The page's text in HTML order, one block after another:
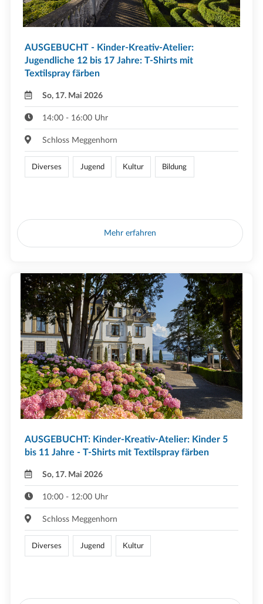
AUSGEBUCHT - Kinder-Kreativ-Atelier:
Jugendliche 12 bis 17 Jahre: T-Shirts mit
Textilspray färben
So, 17. Mai 2026
14:00 - 16:00 Uhr
Schloss Meggenhorn
Diverses Jugend Kultur Bildung
Mehr erfahren
AUSGEBUCHT: Kinder-Kreativ-Atelier: Kinder 5
bis 11 Jahre - T-Shirts mit Textilspray färben
So, 17. Mai 2026
10:00 - 12:00 Uhr
Schloss Meggenhorn
Diverses Jugend Kultur